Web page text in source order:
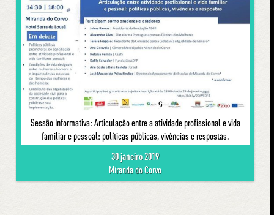
Sessão Informativa: Articulação entre a atividade profissional e vida
familiar e pessoal: políticas públicas, vivências e respostas.
30 janeiro 2019
Miranda do Corvo